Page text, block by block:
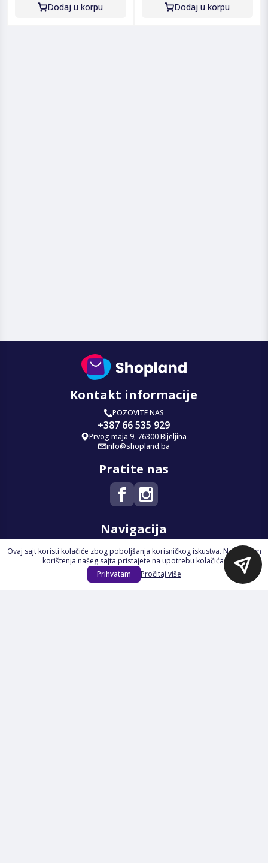
Dodaj u korpu Dodaj u korpu
Kontakt informacije
POZOVITE NAS
+387 66 535 929
Prvog maja 9, 76300 Bijeljina
info@shopland.ba
Pratite nas
Navigacija
Početna
Na Akciji
Izdvajamo
Ovaj sajt koristi kolačiće zbog poboljšanja korisničkog iskustva. Nastavkom
korištenja našeg sajta pristajete na upotrebu kolačića.
Prihvatam
Pročitaj više